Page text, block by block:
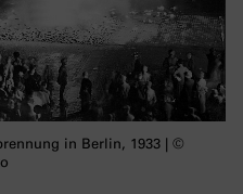
in Berlin, 1933 | ©